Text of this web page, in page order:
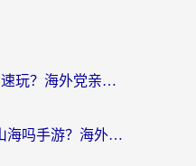
Sky光·遇在国外怎么加速玩？海外党亲测有效的国服游戏加速指南
在欧洲能玩天下-异兽山海吗手游？海外玩家的加速器生存指南